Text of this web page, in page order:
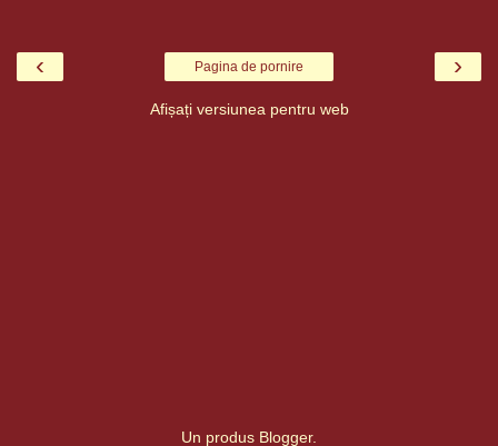
‹ ›
Pagina de pornire
Afișați versiunea pentru web
Un produs Blogger.